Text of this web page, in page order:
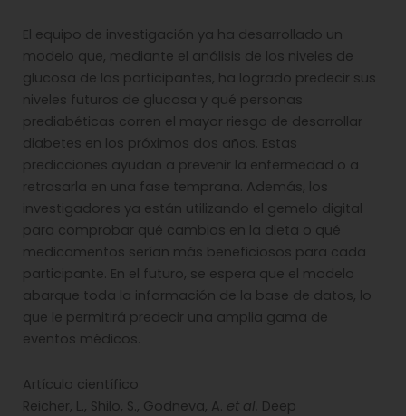
El equipo de investigación ya ha desarrollado un
modelo que, mediante el análisis de los niveles de
glucosa de los participantes, ha logrado predecir sus
niveles futuros de glucosa y qué personas
prediabéticas corren el mayor riesgo de desarrollar
diabetes en los próximos dos años. Estas
predicciones ayudan a prevenir la enfermedad o a
retrasarla en una fase temprana. Además, los
investigadores ya están utilizando el gemelo digital
para comprobar qué cambios en la dieta o qué
medicamentos serían más beneficiosos para cada
participante. En el futuro, se espera que el modelo
abarque toda la información de la base de datos, lo
que le permitirá predecir una amplia gama de
eventos médicos.
Artículo científico
Reicher, L., Shilo, S., Godneva, A. et al. Deep